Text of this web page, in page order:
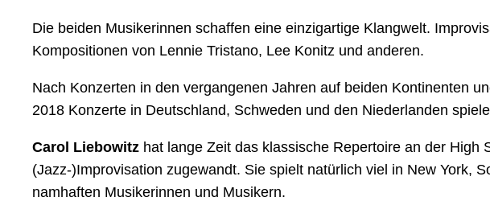
Die beiden Musikerinnen schaffen eine einzigartige Klangwelt.
Kompositionen von Lennie Tristano, Lee Konitz und anderen.
Nach Konzerten in den vergangenen Jahren auf beiden Kontinenten
2018 Konzerte in Deutschland, Schweden und den Niederlanden
Carol Liebowitz hat lange Zeit das klassische Repertoire an der
(Jazz-)Improvisation zugewandt. Sie spielt natürlich viel in New York,
namhaften Musikerinnen und Musikern.